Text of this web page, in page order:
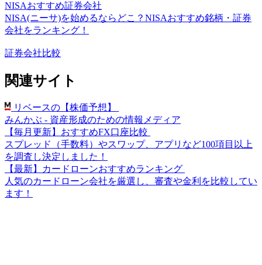
NISAおすすめ証券会社
NISA(ニーサ)を始めるならどこ？NISAおすすめ銘柄・証券
会社をランキング！
証券会社比較
関連サイト
リベースの【株価予想】
みんかぶ - 資産形成のための情報メディア
【毎月更新】おすすめFX口座比較
スプレッド（手数料）やスワップ、アプリなど100項目以上
を調査し決定しました！
【最新】カードローンおすすめランキング
人気のカードローン会社を厳選し、審査や金利を比較してい
ます！